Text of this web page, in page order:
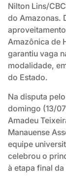
Nilton Lins/
do Amazonas.
Amazônica de
garantiu vaga
modalidade,
do Estado.
Na disputa
domingo (13/
Amadeu
Manauense
equipe
celebrou o
à etapa final